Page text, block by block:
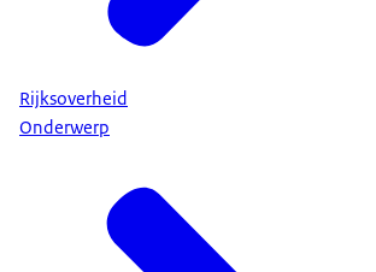
Rijksoverheid
Onderwerp